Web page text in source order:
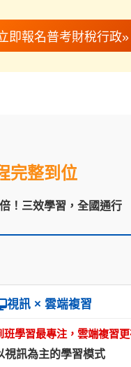
即報名普考財稅行政»
完整到位
！三效學習，全國通行
視訊 × 雲端複習
班學習最專注，雲端複習
視訊為主的學習模式